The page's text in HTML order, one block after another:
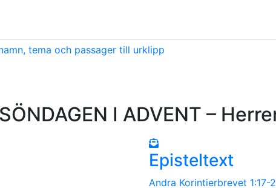
tema och passager till urklipp
I ADVENT –
Episteltext
Andra Korintierbrevet 1:17-